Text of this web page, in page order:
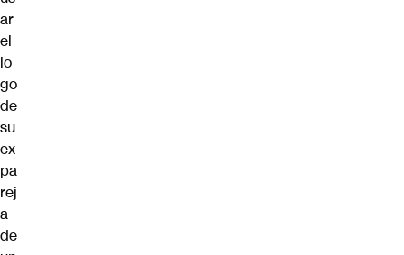
ar
el
lo
go
de
su
ex
pa
rej
a
de